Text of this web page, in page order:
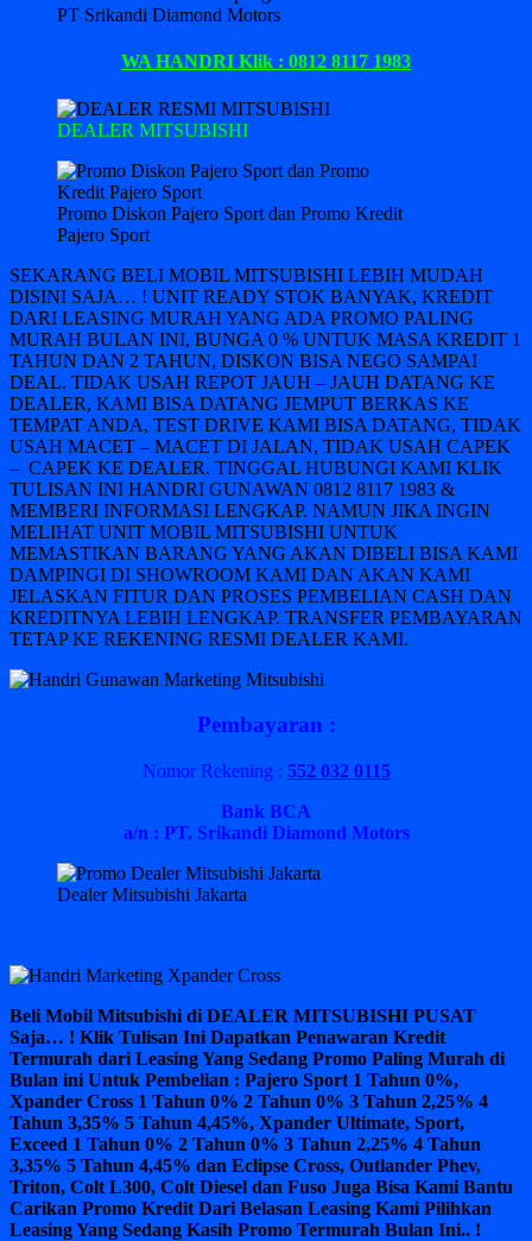
PT Srikandi Diamond Motors
WA HANDRI Klik : 0812 8117 1983
DEALER MITSUBISHI
Promo Diskon Pajero Sport dan Promo Kredit
Pajero Sport
SEKARANG BELI MOBIL MITSUBISHI LEBIH MUDAH
DISINI SAJA… ! UNIT READY STOK BANYAK, KREDIT
DARI LEASING MURAH YANG ADA PROMO PALING
MURAH BULAN INI, BUNGA 0 % UNTUK MASA KREDIT 1
TAHUN DAN 2 TAHUN, DISKON BISA NEGO SAMPAI
DEAL. TIDAK USAH REPOT JAUH – JAUH DATANG KE
DEALER, KAMI BISA DATANG JEMPUT BERKAS KE
TEMPAT ANDA, TEST DRIVE KAMI BISA DATANG, TIDAK
USAH MACET – MACET DI JALAN, TIDAK USAH CAPEK
– CAPEK KE DEALER. TINGGAL HUBUNGI KAMI KLIK
TULISAN INI HANDRI GUNAWAN 0812 8117 1983 &
MEMBERI INFORMASI LENGKAP. NAMUN JIKA INGIN
MELIHAT UNIT MOBIL MITSUBISHI UNTUK
MEMASTIKAN BARANG YANG AKAN DIBELI BISA KAMI
DAMPINGI DI SHOWROOM KAMI DAN AKAN KAMI
JELASKAN FITUR DAN PROSES PEMBELIAN CASH DAN
KREDITNYA LEBIH LENGKAP. TRANSFER PEMBAYARAN
TETAP KE REKENING RESMI DEALER KAMI.
Pembayaran :
Nomor Rekening : 552 032 0115
Bank BCA
a/n : PT. Srikandi Diamond Motors
Dealer Mitsubishi Jakarta
Beli Mobil Mitsubishi di DEALER MITSUBISHI PUSAT
Saja… ! Klik Tulisan Ini Dapatkan Penawaran Kredit
Termurah dari Leasing Yang Sedang Promo Paling Murah di
Bulan ini Untuk Pembelian : Pajero Sport 1 Tahun 0%,
Xpander Cross 1 Tahun 0% 2 Tahun 0% 3 Tahun 2,25% 4
Tahun 3,35% 5 Tahun 4,45%, Xpander Ultimate, Sport,
Exceed 1 Tahun 0% 2 Tahun 0% 3 Tahun 2,25% 4 Tahun
3,35% 5 Tahun 4,45% dan Eclipse Cross, Outlander Phev,
Triton, Colt L300, Colt Diesel dan Fuso Juga Bisa Kami Bantu
Carikan Promo Kredit Dari Belasan Leasing Kami Pilihkan
Leasing Yang Sedang Kasih Promo Termurah Bulan Ini.. !